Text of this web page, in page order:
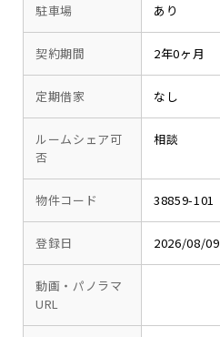
駐車場 あり
契約期間 2年0ヶ月
定期借家 なし
ルームシェア可
否
相談
物件コード 38859-101
登録日 2026/08/09
動画・パノラマ
URL